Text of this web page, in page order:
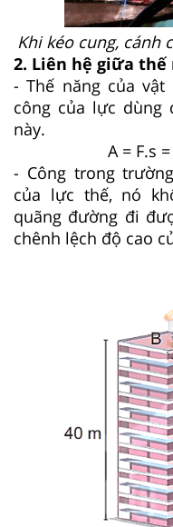
Khi kéo cung, cánh
2. Liên hệ giữa thế
- Thế năng của
công của lực dùng
này.
A = F.s
- Công trong
của lực thế, nó
quãng đường đi
chênh lệch độ cao